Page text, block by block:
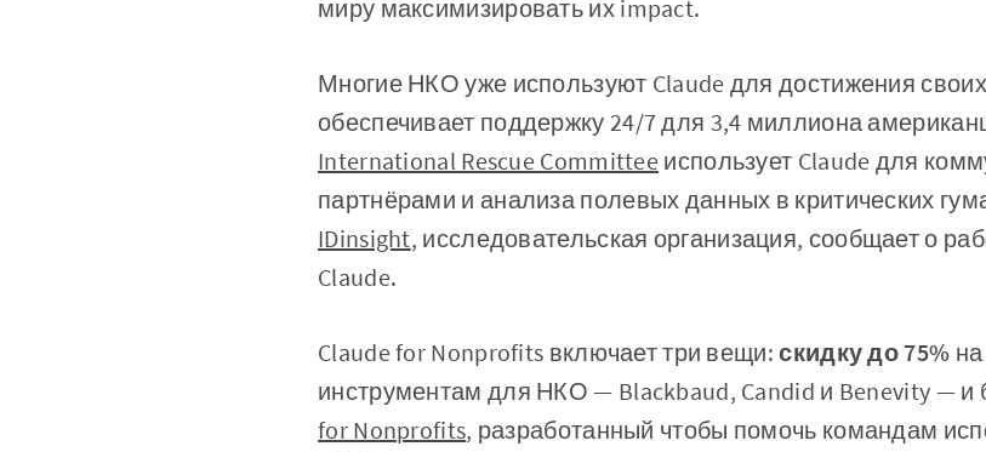
миру максимизировать их impact.
Многие НКО уже используют Claude для достижения
обеспечивает поддержку 24/7 для 3,4 миллиона
International Rescue Committee использует Claude для
партнёрами и анализа полевых данных в критических
IDinsight, исследовательская организация, сообщает о
Claude.
Claude for Nonprofits включает три вещи:скидку до 75%
инструментам для НКО — Blackbaud, Candid и Benevity — и
for Nonprofits, разработанный чтобы помочь командам